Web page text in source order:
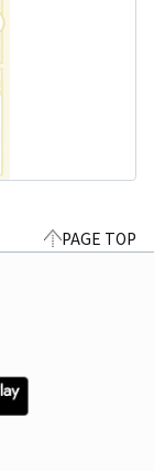
PAGE TOP